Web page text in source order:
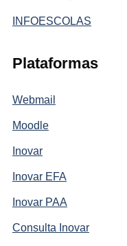
INFOESCOLAS
Plataformas
Webmail
Moodle
Inovar
Inovar EFA
Inovar PAA
Consulta Inovar